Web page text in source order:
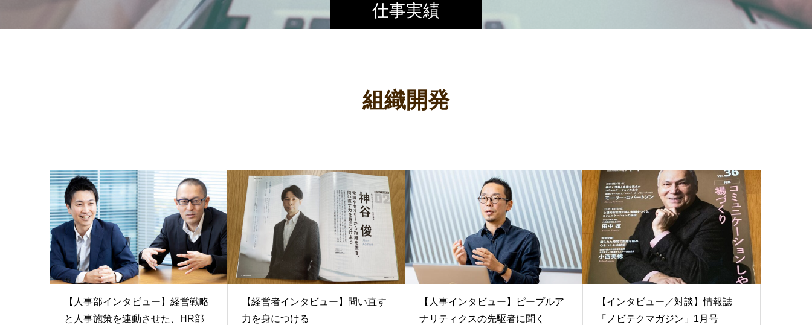
仕事実績
組織開発
【人事部インタビュー】経営戦略
と人事施策を連動させた、HR部
【経営者インタビュー】問い直す
力を身につける
【人事インタビュー】ピープルア
ナリティクスの先駆者に聞く
【インタビュー／対談】情報誌
「ノビテクマガジン」1月号